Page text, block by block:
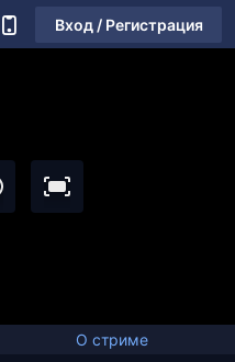
Вход / Регистрация
О стриме